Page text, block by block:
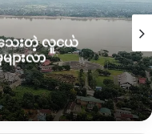
လည်း အောင်နန်း ရပ်ကွက်
ရတနာတွေကို ဆိုင်ကယ်
နေပြီးတော့ သေနတ်
ေးတဲ့ လူငယ်
ားလာ